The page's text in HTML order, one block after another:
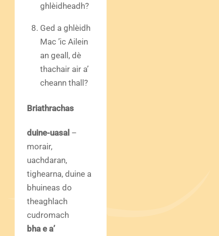
ghlèidheadh?
Ged a ghlèidh
Mac ’ic Ailein
an geall, dè
thachair air a’
cheann thall?
Briathrachas
duine-uasal –
morair,
uachdaran,
tighearna, duine a
bhuineas do
theaghlach
cudromach
bha e a’